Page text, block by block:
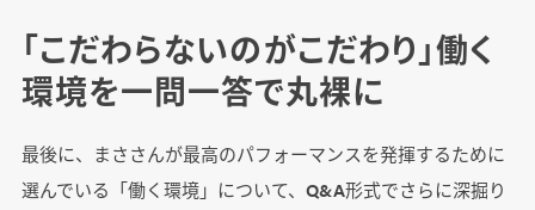
「こだわらないのがこだわり」働く
環境を一問一答で丸裸に
最後に、まささんが最高のパフォーマンスを発揮するために
選んでいる「働く環境」について、Q&A形式でさらに深掘り